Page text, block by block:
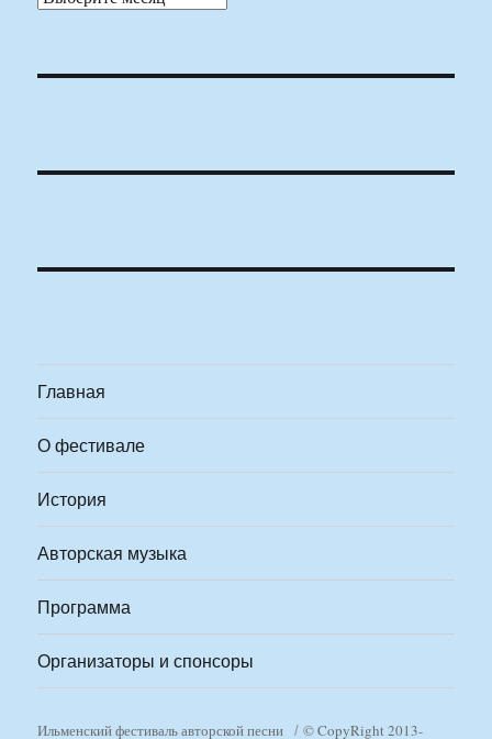
Главная
О фестивале
История
Авторская музыка
Программа
Организаторы и спонсоры
Ильменский фестиваль авторской песни © CopyRight 2013-